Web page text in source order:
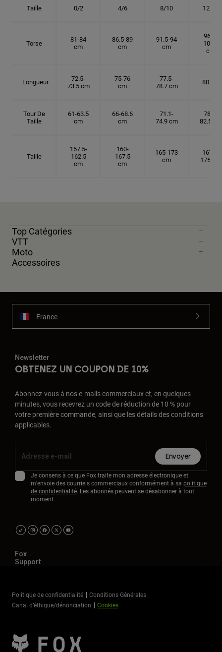
Taille 0/2 4/6 8/10 12/14
Torse
81-84
cm
86.5-89
cm
91.5-94
cm
96.5-
101.5
cm
Longueur
72.5-
73.5 cm
75-76
cm
77.5-
78.7 cm
80 cm
Tour De
Taille
61-63.5
cm
66-68.6
cm
71.1-
74.9 cm
78.7-
82.5 cm
Taille
157.5-
162.5
cm
160-
167.5
cm
165-173
cm
167.5-
175 cm
Top Catégories
VTT
Moto
Accessoires
France
Newsletter
OBTENEZ UN COUPON DE 10%
Abonnez-vous à nos e-mails commerciaux et, en quelques
minutes, vous recevrez un code de réduction de 10 % pour
votre première commande, ainsi que les détails des conditions
applicables.
Envoyer
Je consens à ce que Fox traite mon adresse électronique et
m'envoie des courriels commerciaux conformément à sa politique
de confidentialité. Les abonnés peuvent se désabonner à tout
moment.
Fox
Support
Politique de confidentialité
Conditions Générales
Canal d’éthique/dénonciation
Cookies